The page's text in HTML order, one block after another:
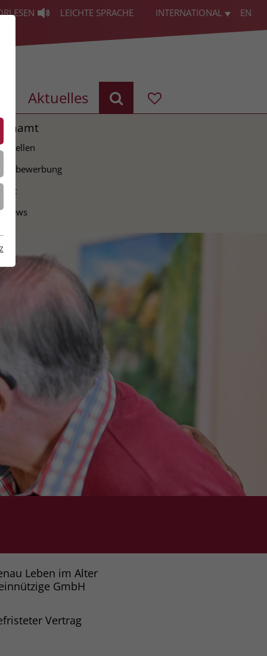
LEICHTE SPRACHE INTERNATIONAL EN
Aktuelles
Stellen
Leben im Alter
GmbH
Vertrag